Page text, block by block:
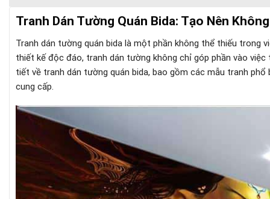
Tranh Dán Tường Quán Bida: Tạo Nên
Tranh dán tường quán bida là một phần không thể thiếu trong
thiết kế độc đáo, tranh dán tường không chỉ góp phần vào
tiết về tranh dán tường quán bida, bao gồm các mẫu tranh
cung cấp.